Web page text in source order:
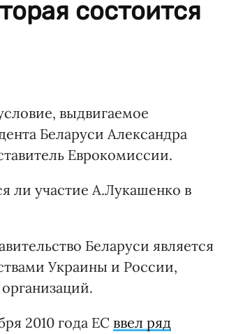
состоится
выдвигаемое
Беларуси Александра
Еврокомиссии.
ли участие А.Лукашенко в
Беларуси является
Украины и России,
2010 года ЕС ввел ряд